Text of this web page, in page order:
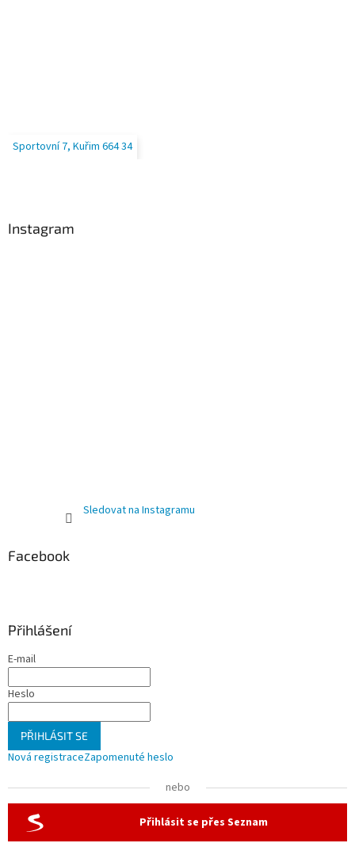
Sportovní 7, Kuřim 664 34
Instagram
Sledovat na Instagramu
Facebook
Přihlášení
E-mail
Heslo
PŘIHLÁSIT SE
Nová registraceZapomenuté heslo
nebo
Přihlásit se přes Seznam